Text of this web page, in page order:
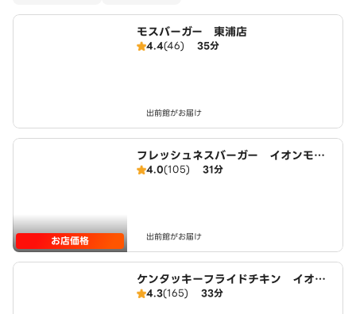
モスバーガー 東浦店
4.4(46) 35分
出前館がお届け
お店価格
フレッシュネスバーガー イオンモー
ル東浦店
4.0(105) 31分
出前館がお届け
ケンタッキーフライドチキン イオン
モール東浦店
4.3(165) 33分